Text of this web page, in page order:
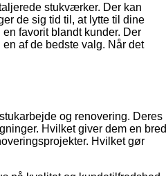
stukværker. Der kan
de sig tid til, at lytte til dine
favorit blandt kunder. Der
af de bedste valg. Når det
og renovering. Deres
Hvilket giver dem en bred
Hvilket gør